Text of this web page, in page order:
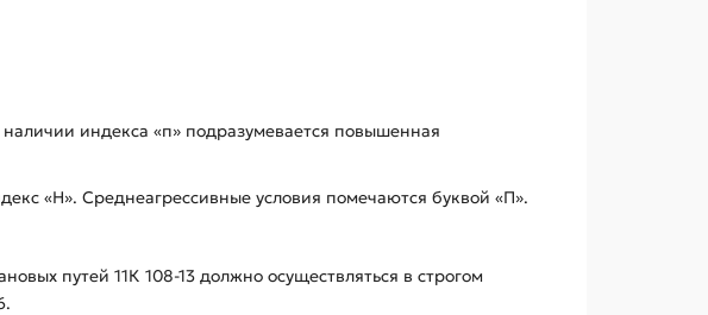
индекса «п» подразумевается повышенная
«Н». Среднеагрессивные условия помечаются буквой «П».
путей 11К 108-13 должно осуществляться в строгом